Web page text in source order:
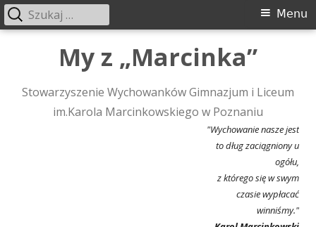
My z „Marcinka”
Stowarzyszenie Wychowanków Gimnazjum i Liceum
im.Karola Marcinkowskiego w Poznaniu
"Wychowanie nasze jest
to dług zaciągniony u
ogółu,
z którego się w swym
czasie wypłacać
winniśmy."
Menu
główne
Menu
Szukaj: